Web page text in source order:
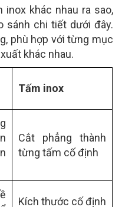
khác nhau ra sao,
sánh chi tiết dưới đây.
phù hợp với từng mục
khác nhau.
Tấm inox
Cắt phẳng thành
từng tấm cố định
Kích thước cố định